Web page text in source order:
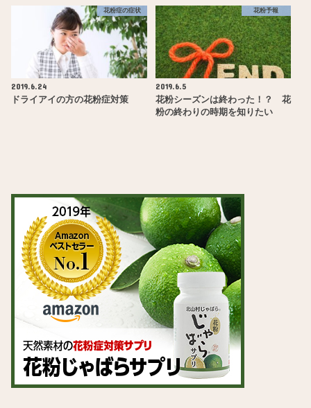
花粉症の症状
2019.6.24
ドライアイの方の花粉症対策
花粉予報
2019.6.5
花粉シーズンは終わった！？ 花
粉の終わりの時期を知りたい